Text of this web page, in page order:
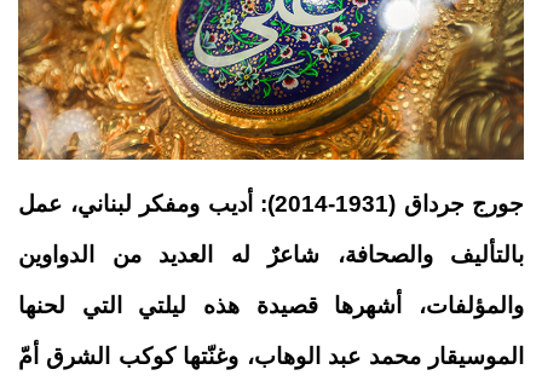
جورج جرداق (1931-2014): أديب ومفكر لبناني، عمل
بالتأليف والصحافة، شاعرٌ له العديد من الدواوين
والمؤلفات، أشهرها قصيدة هذه ليلتي التي لحنها
الموسيقار محمد عبد الوهاب، وغنّتها كوكب الشرق أمّ